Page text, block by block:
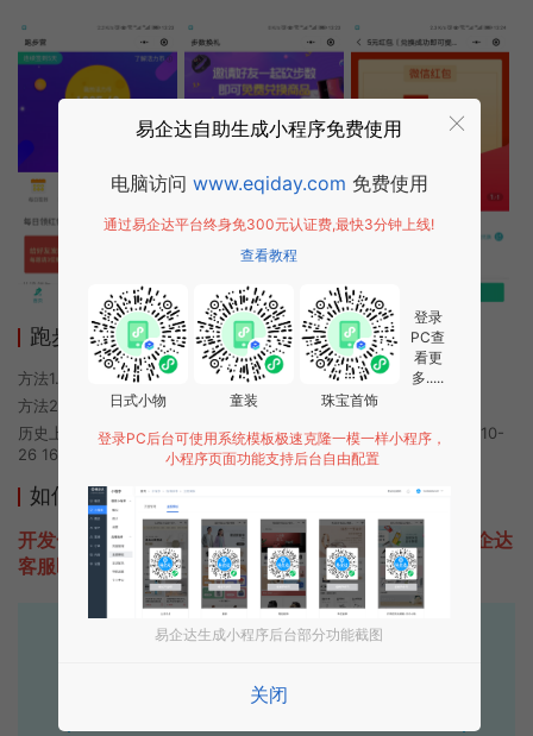
跑步营小程序使用方法
方法1. 使用微信扫描本页面上方二维码进入跑步营的小程序
方法2. 在微信中搜索“跑步营”即可进入小程序
历史上的今时小程序由跑步营团队开发，易企达小程序商店于2020-10-
26 16:09发布
如何开发类似跑步营的小程序
开发一款类似跑步营的小程序不难，只需要咨询本站易企达
客服即可为您定制开发，免费提供报价。
易企达10年行业沉淀！
易企达自助生成小程序免费使用
电脑访问 www.eqiday.com 免费使用
通过易企达平台终身免300元认证费,最快3分钟上线!
查看教程
日式小物 童装 珠宝首饰
登录
PC查
看更
多.....
登录PC后台可使用系统模板极速克隆一模一样小程序，
小程序页面功能支持后台自由配置
易企达生成小程序后台部分功能截图
关闭